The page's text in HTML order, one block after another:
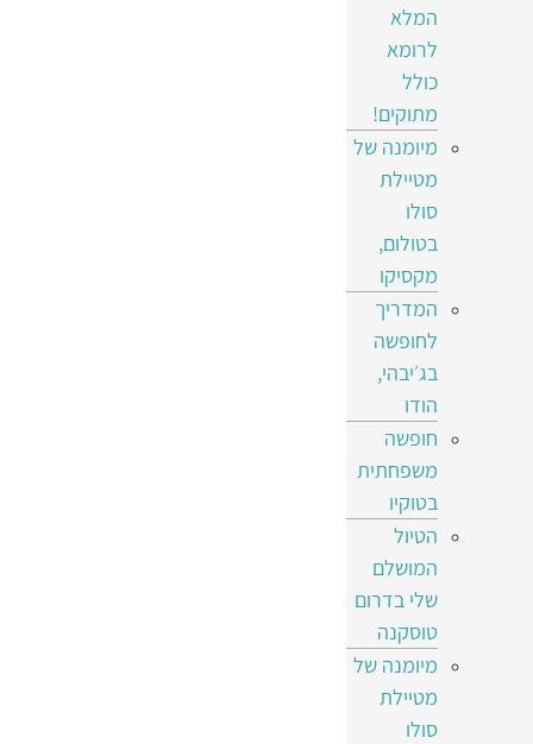
המלא
לרומא
כולל
מתוקים!
מיומנה של
מטיילת
סולו
בטולום,
מקסיקו
המדריך
לחופשה
בג׳יבהי,
הודו
חופשה
משפחתית
בטוקיו
הטיול
המושלם
שלי בדרום
טוסקנה
מיומנה של
מטיילת
סולו